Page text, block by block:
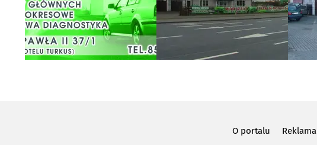
O portalu Reklama